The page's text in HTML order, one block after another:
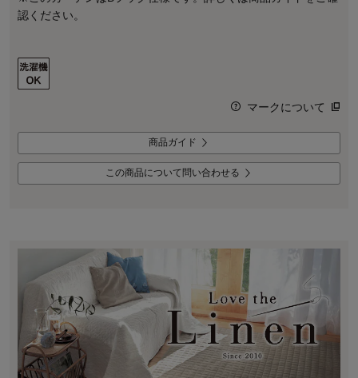
認ください。
マークについて
商品ガイド
この商品について問い合わせる